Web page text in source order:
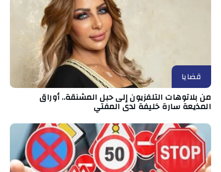
قضايا
من بلاتوهات التلفزيون إلى حبل المشنقة.. أوراق
المذيعة سارة خليفة لدى المفتي